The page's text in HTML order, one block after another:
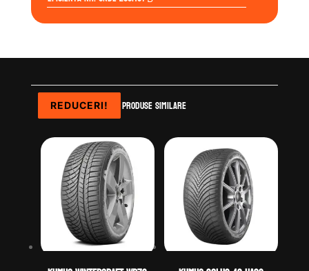
Produse similare
REDUCERI!
REDUCERI!
REDUCERI!
REDUCERI!